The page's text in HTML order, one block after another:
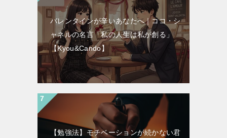
バレンタインが辛いあなたへ｜ココ・シ
ャネルの名言「私の人生は私が創る」
【Kyou&Cando】
【勉強法】モチベーションが続かない君